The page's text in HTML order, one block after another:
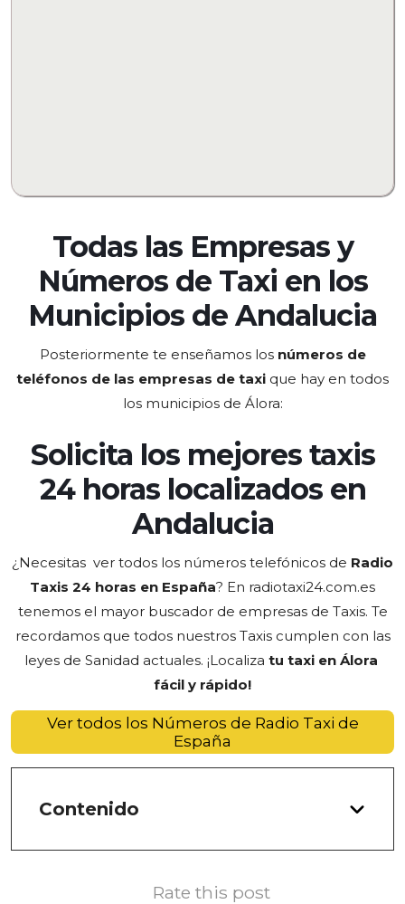
Todas las Empresas y
Números de Taxi en los
Municipios de Andalucia
Posteriormente te enseñamos los números de
teléfonos de las empresas de taxi que hay en todos
los municipios de Álora:
Solicita los mejores taxis
24 horas localizados en
Andalucia
¿Necesitas ver todos los números telefónicos de Radio
Taxis 24 horas en España? En radiotaxi24.com.es
tenemos el mayor buscador de empresas de Taxis. Te
recordamos que todos nuestros Taxis cumplen con las
leyes de Sanidad actuales. ¡Localiza tu taxi en Álora
fácil y rápido!
Ver todos los Números de Radio Taxi de
España
Contenido
Rate this post